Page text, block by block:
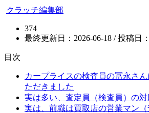
クラッチ編集部
374
最終更新日：2026-06-18 / 投稿日：
目次
カープライスの検査員の冨永さ
ただきました
実は多い、査定員（検査員）の
実は、前職は買取店の営業マン